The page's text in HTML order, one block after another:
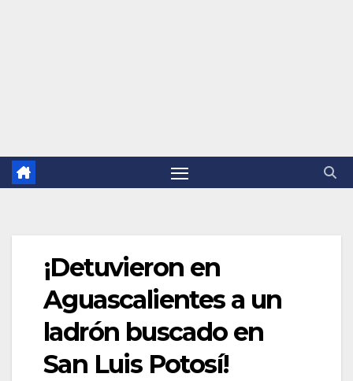
¡Detuvieron en
Aguascalientes a un
ladrón buscado en
San Luis Potosí!